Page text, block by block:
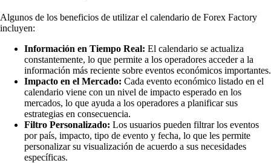
Algunos de los beneficios de utilizar el calendario de Forex Factory
incluyen:
Información en Tiempo Real: El calendario se actualiza
constantemente, lo que permite a los operadores acceder a la
información más reciente sobre eventos económicos importantes.
Impacto en el Mercado: Cada evento económico listado en el
calendario viene con un nivel de impacto esperado en los
mercados, lo que ayuda a los operadores a planificar sus
estrategias en consecuencia.
Filtro Personalizado: Los usuarios pueden filtrar los eventos
por país, impacto, tipo de evento y fecha, lo que les permite
personalizar su visualización de acuerdo a sus necesidades
específicas.